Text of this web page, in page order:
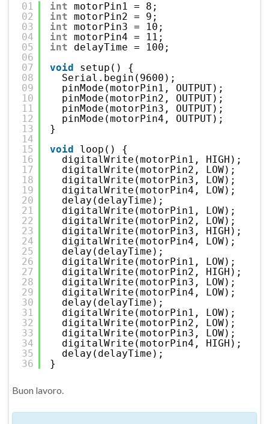
01
02
03
04
05
06
07
08
09
10
11
12
13
14
15
16
17
18
19
20
21
22
23
24
25
26
27
28
29
30
31
32
33
34
35
36
int motorPin1 = 8;
int motorPin2 = 9;
int motorPin3 = 10;
int motorPin4 = 11;
int
delayTime = 100;
void
setup() {
Serial.begin(9600);
pinMode(motorPin1, OUTPUT);
pinMode(motorPin2, OUTPUT);
pinMode(motorPin3, OUTPUT);
pinMode(motorPin4, OUTPUT);
}
void
loop() {
digitalWrite(motorPin1, HIGH);
digitalWrite(motorPin2, LOW);
digitalWrite(motorPin3, LOW);
digitalWrite(motorPin4, LOW);
delay(delayTime);
digitalWrite(motorPin1, LOW);
digitalWrite(motorPin2, LOW);
digitalWrite(motorPin3, HIGH);
digitalWrite(motorPin4, LOW);
delay(delayTime);
digitalWrite(motorPin1, LOW);
digitalWrite(motorPin2, HIGH);
digitalWrite(motorPin3, LOW);
digitalWrite(motorPin4, LOW);
delay(delayTime);
digitalWrite(motorPin1, LOW);
digitalWrite(motorPin2, LOW);
digitalWrite(motorPin3, LOW);
digitalWrite(motorPin4, HIGH);
delay(delayTime);
}
Buon lavoro.